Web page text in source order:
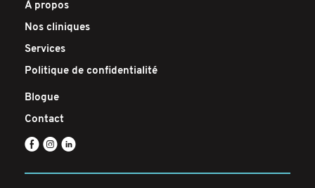
À propos
Nos cliniques
Services
Politique de confidentialité
Blogue
Contact
E Q C